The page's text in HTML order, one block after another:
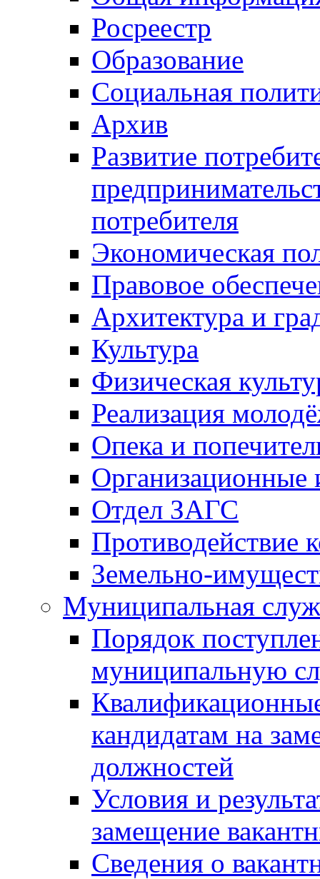
Росреестр
Образование
Социальная
Архив
Развитие
потребителя
Экономическая
Правовое
Архитектура и
Культура
Физическая
Реализация
Опека и
Отдел ЗАГС
Противодействие
Земельно-
Муниципальная
Порядок
муниципальную
кандидатам на
должностей
Условия и
замещение
Сведения о